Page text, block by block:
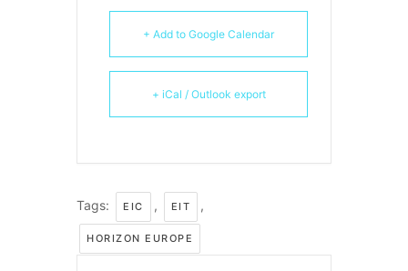
+ Add to Google Calendar
+ iCal / Outlook export
Tags: EIC , EIT ,
HORIZON EUROPE